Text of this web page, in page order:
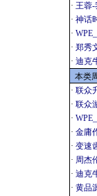
· 王蓉-
· 神话
·
· 郑秀
· 迪克
本类
· 联众
· 联众
·
· 金庸
· 变速
· 周杰
· 迪克
· 黄品